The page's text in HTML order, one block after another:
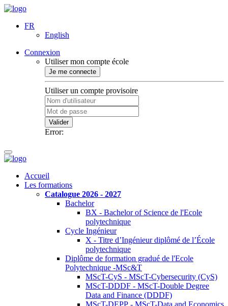
FR
English
Connexion
Utiliser mon compte école
Je me connecte
Utiliser un compte provisoire
Valider
Error:
Accueil
Les formations
Catalogue 2026 - 2027
Bachelor
BX - Bachelor of Science de l'Ecole
polytechnique
Cycle Ingénieur
X - Titre d’Ingénieur diplômé de l’École
polytechnique
Diplôme de formation gradué de l'Ecole
Polytechnique -MSc&T
MScT-CyS - MScT-Cybersecurity (CyS)
MScT-DDDF - MScT-Double Degree
Data and Finance (DDDF)
MScT-DEPP - MScT-Data and Economics